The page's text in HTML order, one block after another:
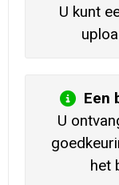
U kunt
Een
U
het